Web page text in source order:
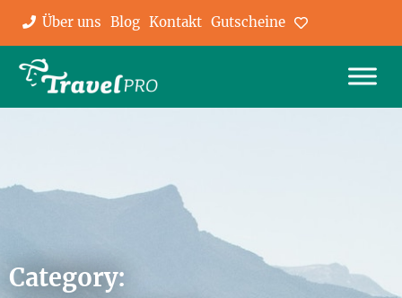
Über uns Blog Kontakt Gutscheine Favoriten
Category: